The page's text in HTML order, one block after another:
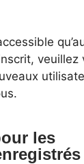
veuillez
les